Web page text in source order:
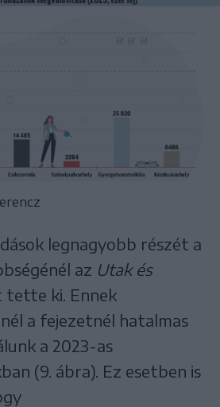
legnagyobb részét a
az Utak és
ki. Ennek
a fejezetnél hatalmas
a 2023-as
(9. ábra). Ez esetben is